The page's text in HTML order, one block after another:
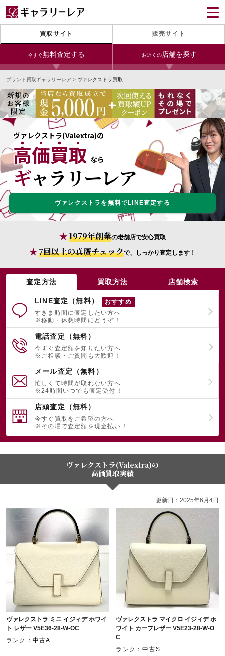
買取サイト 販売サイト
今すぐ無料査定する お近くの店舗を探す
今すぐLINE査定
24時間受付（対応時間10:00～19:00）
宅配買取を申し込む
無料の宅配キットをお届けします
今すぐ電話査定
受付時間 10:00～19:00
宅配買取を申し込む
無料の宅配キットをお届けします
ブランド買取ギャラリーレア > ヴァレクストラ買取
ヴァレクストラ(Valextra)の
高価買取 なら
ギャラリーレア
ヴァレクストラを無料でLINE査定する
1979年創業の老舗店で安心買取
7回以上の真贋チェックで、しっかり査定します！
査定方法 買取方法 店舗検索
LINE査定（無料）
おすすめ
すきま時間に査定したい方へ
※移動・休憩時間にどうぞ！
電話査定（無料）
今すぐ査定額を知りたい方へ
※ご相談・ご質問も大歓迎！
メール査定（無料）
忙しくて時間が取れない方へ
※24時間いつでも査定受付！
店頭査定（無料）
今すぐ買取をご希望の方へ
※その場で査定額を現金払い！
ヴァレクストラ(Valextra)の
高価買取実績
更新日：2025年6月4日
ヴァレクストラ ミニ イジィデ ホワイ
ト レザー V5E36-28-W-OC
ランク：中古A
ヴァレクストラ マイクロ イジィデ ホ
ワイト カーフレザー V5E23-28-W-O
C
ランク：中古S